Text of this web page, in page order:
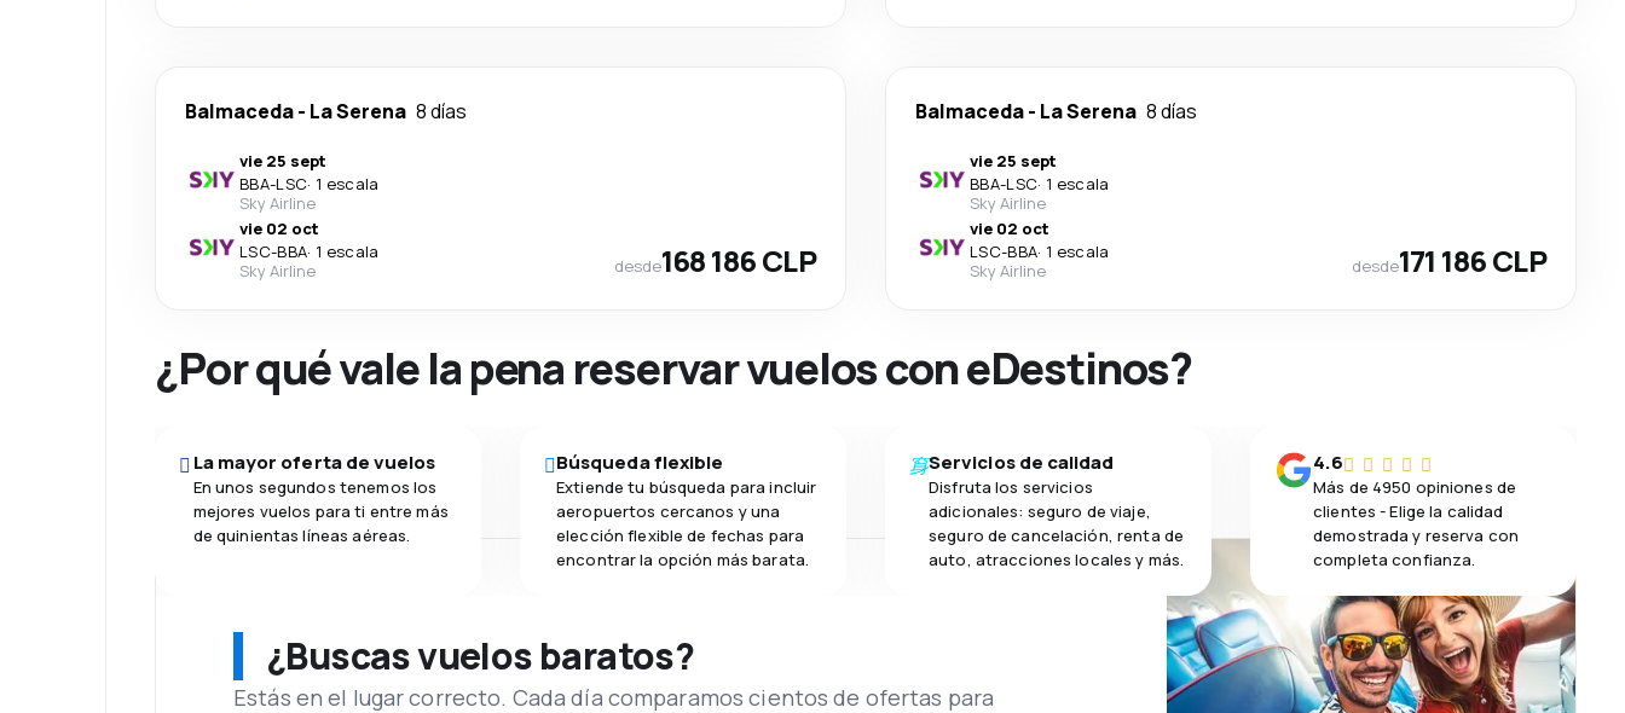
Balmaceda- La Serena 8 días
vie 25 sept
BBA-LSC· 1 escala
Sky Airline
vie 02 oct
LSC-BBA· 1 escala
Sky Airline
desde168 186 CLP
Balmaceda- La Serena 8 días
vie 25 sept
BBA-LSC· 1 escala
Sky Airline
vie 02 oct
LSC-BBA· 1 escala
Sky Airline
desde171 186 CLP
¿Por qué vale la pena reservar vuelos con eDestinos?
La mayor oferta de vuelos
En unos segundos tenemos los
mejores vuelos para ti entre más
de quinientas líneas aéreas.
Búsqueda flexible
Extiende tu búsqueda para incluir
aeropuertos cercanos y una
elección flexible de fechas para
encontrar la opción más barata.
Servicios de calidad
Disfruta los servicios
adicionales: seguro de viaje,
seguro de cancelación, renta de
auto, atracciones locales y más.
4.6
Más de 4950 opiniones de
clientes - Elige la calidad
demostrada y reserva con
completa confianza.
¿Buscas vuelos baratos?
Estás en el lugar correcto. Cada día comparamos cientos de ofertas para